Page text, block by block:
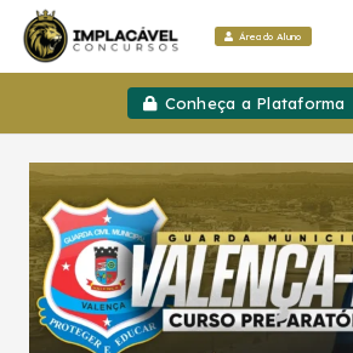
Área do Aluno
Conheça a Plataforma